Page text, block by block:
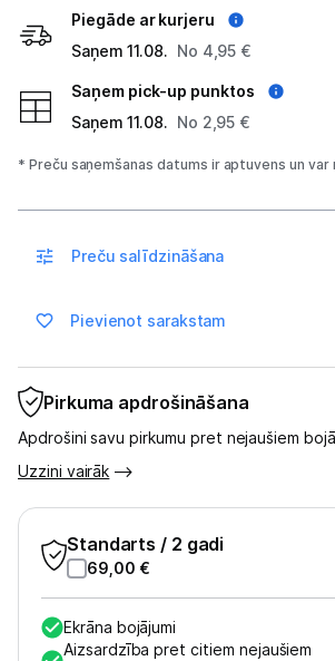
Piegāde un apmaksa
Tehnikas izvešana
Uzņēmumiem
Informācija
Piegāde ar kurjeru
Saņem 11.08. No 4,95 €
Saņem pick-up punktos
Saņem 11.08. No 2,95 €
* Preču saņemšanas datums ir aptuvens un var
Preču salīdzināšana
Pievienot sarakstam
Pirkuma apdrošināšana
Apdrošini savu pirkumu pret nejaušiem
Uzzini vairāk
Standarts / 2 gadi
69,00 €
Ekrāna bojājumi
Aizsardzība pret citiem nejaušiem